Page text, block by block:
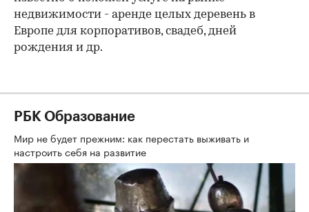
недвижимости - аренде целых деревень в
Европе для корпоративов, свадеб, дней
рождения и др.
РБК Образование
Мир не будет прежним: как перестать выживать и
настроить себя на развитие